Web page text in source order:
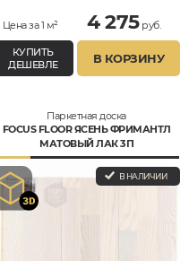
Цена за 1 м² 4 275руб.
КУПИТЬ
ДЕШЕВЛЕ
В КОРЗИНУ
Паркетная доска
FOCUS FLOOR ЯСЕНЬ ФРИМАНТЛ
МАТОВЫЙ ЛАК 3П
В НАЛИЧИИ